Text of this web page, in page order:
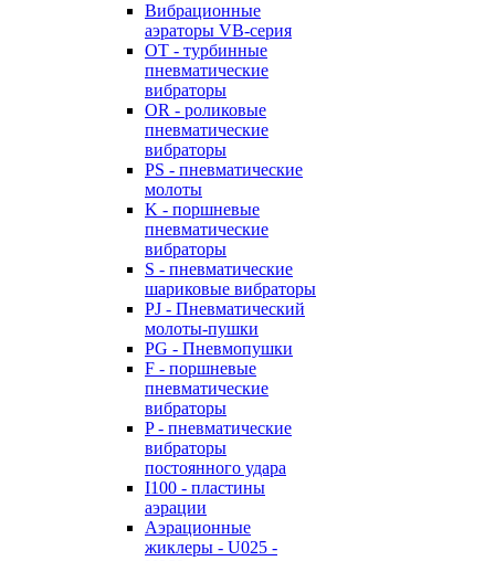
Вибрационные
аэраторы VB-серия
OT - турбинные
пневматические
вибраторы
OR - роликовые
пневматические
вибраторы
PS - пневматические
молоты
K - поршневые
пневматические
вибраторы
S - пневматические
шариковые вибраторы
PJ - Пневматический
молоты-пушки
PG - Пневмопушки
F - поршневые
пневматические
вибраторы
P - пневматические
вибраторы
постоянного удара
I100 - пластины
аэрации
Аэрационные
жиклеры - U025 -